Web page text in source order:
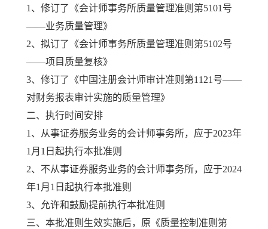
1、修订了《会计师事务所质量管理准则第5101号
——业务质量管理》
2、拟订了《会计师事务所质量管理准则第5102号
——项目质量复核》
3、修订了《中国注册会计师审计准则第1121号——
对财务报表审计实施的质量管理》
二、执行时间安排
1、从事证券服务业务的会计师事务所，应于2023年
1月1日起执行本批准则
2、不从事证券服务业务的会计师事务所，应于2024
年1月1日起执行本批准则
3、允许和鼓励提前执行本批准则
三、本批准则生效实施后，原《质量控制准则第